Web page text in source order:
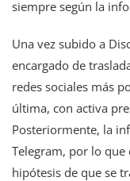
siempre según la
Una vez subido a
encargado de
redes sociales más
última, con activa
Posteriormente, la
Telegram, por lo
hipótesis de que se